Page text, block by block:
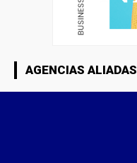
AGENCIAS ALIADAS